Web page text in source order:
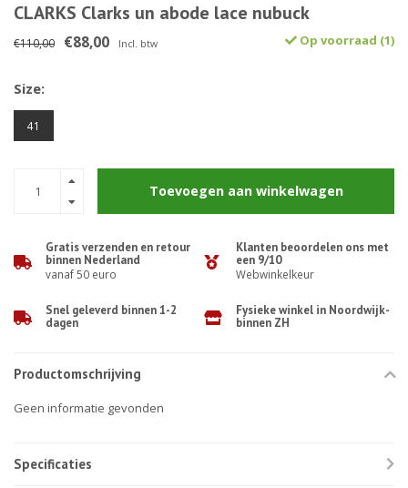
CLARKS Clarks un abode lace nubuck
€110,00 €88,00 Incl. btw Op voorraad (1)
Size:
41
Toevoegen aan winkelwagen
Gratis verzenden en retour
binnen Nederland
vanaf 50 euro
Klanten beoordelen ons met
een 9/10
Webwinkelkeur
Snel geleverd binnen 1-2
dagen
Fysieke winkel in Noordwijk-
binnen ZH
Productomschrijving
Geen informatie gevonden
Specificaties